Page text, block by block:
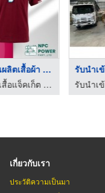
โรงงานผลิตเสื้อผ้า O ...
รับผลิตเสื้อแจ็คเก็ต - เอ็น พี ซี พาวเวอร์
เกี่ยวกับเรา
ประวัติความเป็นมา